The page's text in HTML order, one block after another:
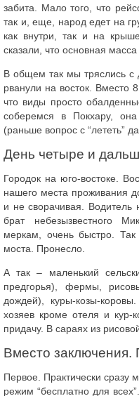
забита. Мало того, что
так и, еще, народ едет на
как внутри, так и на
сказали, что основная
В общем так мы тряслись с
рванули на восток. Вместо
что виды просто
соберемся в Покхару,
(раньше вопрос с “лететь”
День четыре и
Городок на юго-востоке.
нашего места проживания
и не сворачивая. Водитель
брат небезызвестного
меркам, очень быстро.
моста. Пронесло.
А так – маленький
предгорья), фермы,
дождей), куры-козы-
хозяев кроме отеля и
придачу. В сараях из
Вместо заключения.
Первое. Практически
режим “бесплатно для